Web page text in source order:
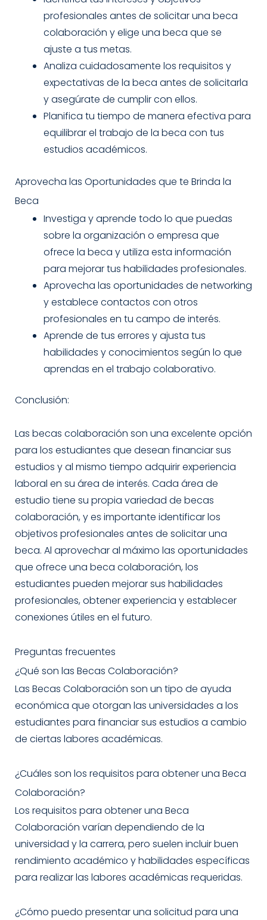
profesionales antes de solicitar una beca
colaboración y elige una beca que se
ajuste a tus metas.
Analiza cuidadosamente los requisitos y
expectativas de la beca antes de solicitarla
y asegúrate de cumplir con ellos.
Planifica tu tiempo de manera efectiva para
equilibrar el trabajo de la beca con tus
estudios académicos.
Aprovecha las Oportunidades que te Brinda la
Beca
Investiga y aprende todo lo que puedas
sobre la organización o empresa que
ofrece la beca y utiliza esta información
para mejorar tus habilidades profesionales.
Aprovecha las oportunidades de networking
y establece contactos con otros
profesionales en tu campo de interés.
Aprende de tus errores y ajusta tus
habilidades y conocimientos según lo que
aprendas en el trabajo colaborativo.
Conclusión:
Las becas colaboración son una excelente opción
para los estudiantes que desean financiar sus
estudios y al mismo tiempo adquirir experiencia
laboral en su área de interés. Cada área de
estudio tiene su propia variedad de becas
colaboración, y es importante identificar los
objetivos profesionales antes de solicitar una
beca. Al aprovechar al máximo las oportunidades
que ofrece una beca colaboración, los
estudiantes pueden mejorar sus habilidades
profesionales, obtener experiencia y establecer
conexiones útiles en el futuro.
Preguntas frecuentes
¿Qué son las Becas Colaboración?
Las Becas Colaboración son un tipo de ayuda
económica que otorgan las universidades a los
estudiantes para financiar sus estudios a cambio
de ciertas labores académicas.
¿Cuáles son los requisitos para obtener una Beca
Colaboración?
Los requisitos para obtener una Beca
Colaboración varían dependiendo de la
universidad y la carrera, pero suelen incluir buen
rendimiento académico y habilidades específicas
para realizar las labores académicas requeridas.
¿Cómo puedo presentar una solicitud para una